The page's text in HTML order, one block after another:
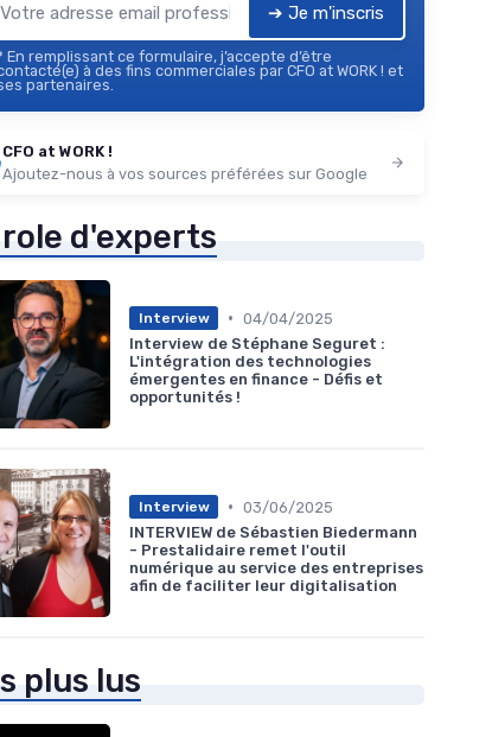
➔ Je m'inscris
En remplissant ce formulaire, j’accepte d’être
à des fins commerciales par CFO at WORK ! et
partenaires.
CFO at WORK !
Ajoutez-nous à vos sources préférées sur Google
d'experts
Interview • 04/04/2025
Interview de Stéphane Seguret :
L'intégration des technologies
émergentes en finance - Défis et
opportunités !
Interview • 03/06/2025
INTERVIEW de Sébastien Biedermann
- Prestalidaire remet l'outil
numérique au service des entreprises
afin de faciliter leur digitalisation
plus lus